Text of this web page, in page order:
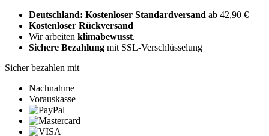
Deutschland: Kostenloser Standardversand ab 42,90 €
Kostenloser Rückversand
Wir arbeiten klimabewusst.
Sichere Bezahlung mit SSL-Verschlüsselung
Sicher bezahlen mit
Nachnahme
Vorauskasse